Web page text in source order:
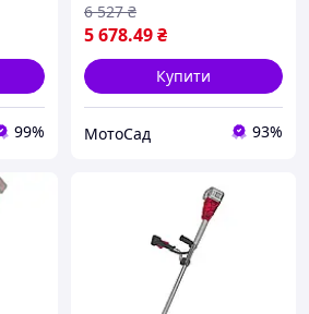
99%
5 678.49₴
6 527 ₴
Купити
МотоСад 93%